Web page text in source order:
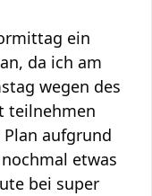
ein
da ich am
wegen des
teilnehmen
aufgrund
etwas
bei super